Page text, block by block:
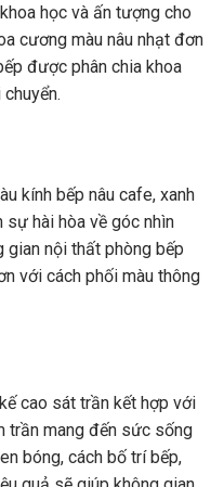
học và ấn tượng cho
cương màu nâu nhạt đơn
được phân chia khoa
kính bếp nâu cafe, xanh
sự hài hòa về góc nhìn
gian nội thất phòng bếp
với cách phối màu thông
cao sát trần kết hợp với
trần mang đến sức sống
bóng, cách bố trí bếp,